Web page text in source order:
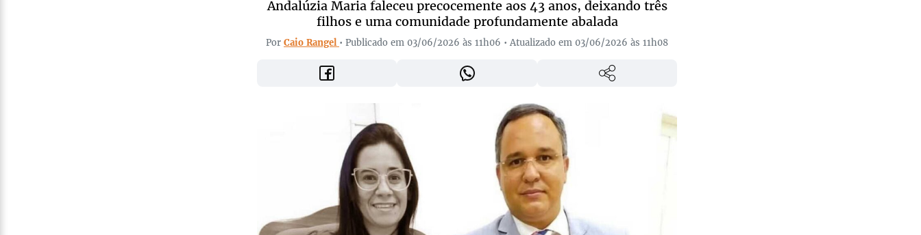
Andalúzia Maria faleceu precocemente aos 43 anos, deixando três
filhos e uma comunidade profundamente abalada
Por Caio Rangel • Publicado em 03/06/2026 às 11h06 • Atualizado em 03/06/2026 às 11h08